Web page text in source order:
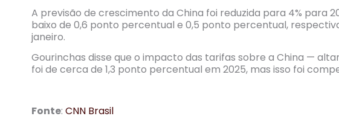
A previsão de crescimento da China foi reduzida para 4% para
baixo de 0,6 ponto percentual e 0,5 ponto percentual,
janeiro.
Gourinchas disse que o impacto das tarifas sobre a China —
foi de cerca de 1,3 ponto percentual em 2025, mas isso foi
Fonte: CNN Brasil